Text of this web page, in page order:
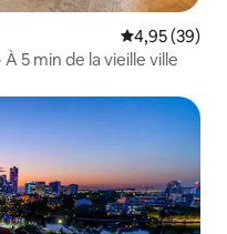
Évaluation
4,95 (39)
5 min de la vieille ville